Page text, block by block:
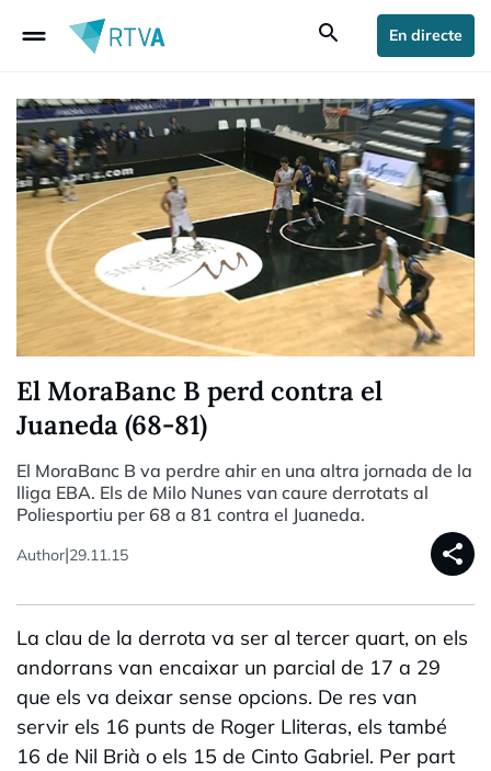
drag_handle search En directe
El MoraBanc B perd contra el
Juaneda (68-81)
El MoraBanc B va perdre ahir en una altra jornada de la
lliga EBA. Els de Milo Nunes van caure derrotats al
Poliesportiu per 68 a 81 contra el Juaneda.
Author|29.11.15 share
La clau de la derrota va ser al tercer quart, on els
andorrans van encaixar un parcial de 17 a 29
que els va deixar sense opcions. De res van
servir els 16 punts de Roger Lliteras, els també
16 de Nil Brià o els 15 de Cinto Gabriel. Per part